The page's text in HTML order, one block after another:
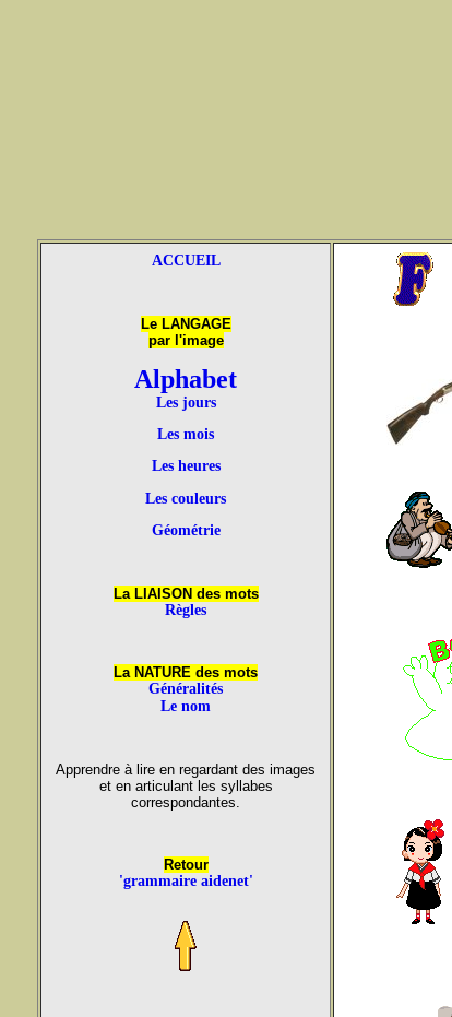
ACCUEIL
Le LANGAGE
par l'image
Alphabet
Les jours
Les mois
Les heures
Les couleurs
Géométrie
La LIAISON des mots
Règles
La NATURE des mots
Généralités
Le nom
Apprendre à lire en regardant des images
et en articulant les syllabes
correspondantes.
Retour
'grammaire aidenet'